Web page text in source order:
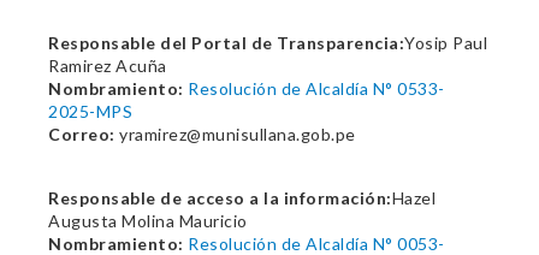
Responsable del Portal de Transparencia:Yosip Paul
Ramirez Acuña
Nombramiento: Resolución de Alcaldía N° 0533-
2025-MPS
Correo: yramirez@munisullana.gob.pe
Responsable de acceso a la información:Hazel
Augusta Molina Mauricio
Nombramiento: Resolución de Alcaldía N° 0053-